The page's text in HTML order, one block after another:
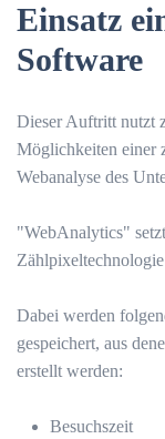
Einsatz
Software
Dieser Auftritt nutzt
Möglichkeiten einer
Webanalyse des
"WebAnalytics"
Dabei werden
gespeichert, aus
erstellt werden:
Besuchszeit